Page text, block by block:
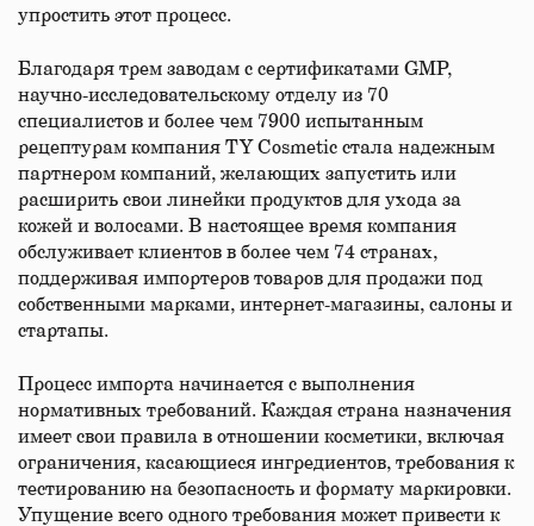
упростить этот процесс.
Благодаря трем заводам с сертификатами GMP,
научно-исследовательскому отделу из 70
специалистов и более чем 7900 испытанным
рецептурам компания TY Cosmetic стала надежным
партнером компаний, желающих запустить или
расширить свои линейки продуктов для ухода за
кожей и волосами. В настоящее время компания
обслуживает клиентов в более чем 74 странах,
поддерживая импортеров товаров для продажи под
собственными марками, интернет-магазины, салоны и
стартапы.
Процесс импорта начинается с выполнения
нормативных требований. Каждая страна назначения
имеет свои правила в отношении косметики, включая
ограничения, касающиеся ингредиентов, требования к
тестированию на безопасность и формату маркировки.
Упущение всего одного требования может привести к